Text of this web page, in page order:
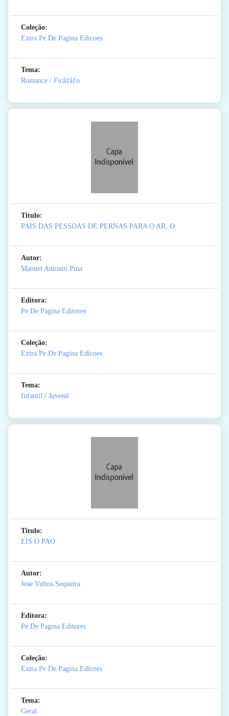
Coleção:
Extra Pe De Pagina Edicoes
Tema:
Romance / Ficã‡ãƒo
Titulo:
PAIS DAS PESSOAS DE PERNAS PARA O AR, O
Autor:
Manuel Antonio Pina
Editora:
Pe De Pagina Editores
Coleção:
Extra Pe De Pagina Edicoes
Tema:
Infantil / Juvenil
Titulo:
EIS O PAO
Autor:
Jose Vultos Sequeira
Editora:
Pe De Pagina Editores
Coleção:
Extra Pe De Pagina Edicoes
Tema:
Geral